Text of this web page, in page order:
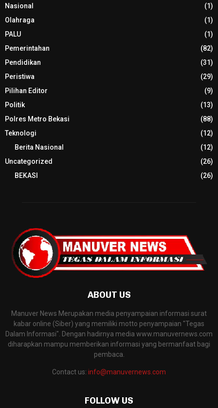
Nasional
(1)
Olahraga
(1)
PALU
(1)
Pemerintahan
(82)
Pendidikan
(31)
Peristiwa
(29)
Pilihan Editor
(9)
Politik
(13)
Polres Metro Bekasi
(88)
Teknologi
(12)
Berita Nasional
(12)
Uncategorized
(26)
BEKASI
(26)
ABOUT US
Manuver News Merupakan media penyampaian informasi surat
kabar online (Siber) yang memiliki motto penyampaian "Tegas
Dalam Informasi". Dengan hadirnya media www.manuvernews.com
diharapkan mampu memberikan informasi yang bermanfaat bagi
pembaca.
Contact us: info@manuvernews.com
FOLLOW US